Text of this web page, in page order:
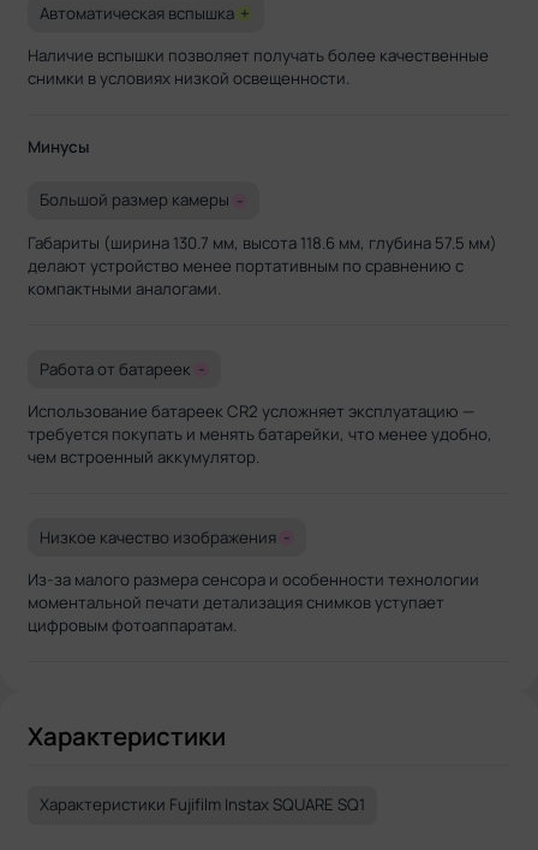
Автоматическая вспышка +
Наличие вспышки позволяет получать более качественные
снимки в условиях низкой освещенности.
Минусы
Большой размер камеры -
Габариты (ширина 130.7 мм, высота 118.6 мм, глубина 57.5 мм)
делают устройство менее портативным по сравнению с
компактными аналогами.
Работа от батареек -
Использование батареек CR2 усложняет эксплуатацию —
требуется покупать и менять батарейки, что менее удобно,
чем встроенный аккумулятор.
Низкое качество изображения -
Из-за малого размера сенсора и особенности технологии
моментальной печати детализация снимков уступает
цифровым фотоаппаратам.
Характеристики
Характеристики Fujifilm Instax SQUARE SQ1